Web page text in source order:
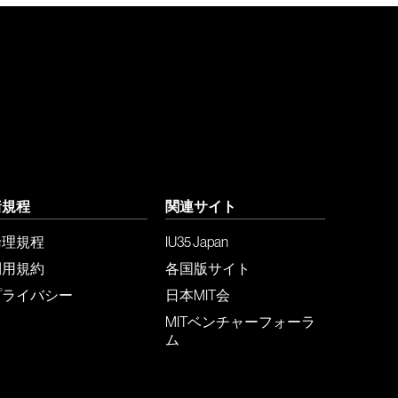
程
規程
規約
イバシー
関連サイト
IU35 Japan
各国版サイト
日本MIT会
MITベンチャーフォーラ
ム